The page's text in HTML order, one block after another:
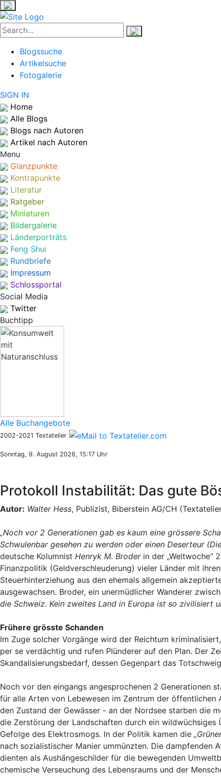
Blogssuche
Artikelsuche
Fotogalerie
SIGN IN
Home
Alle Blogs
Blogs nach Autoren
Artikel nach Autoren
Menu
Glanzpunkte
Kontrapunkte
Literatur
Ratgeber
Miniaturen
Bildergalerie
Länderporträts
Feng Shui
Rundbriefe
Impressum
Schlossportal
Social Media
Twitter
Buchtipp
Alle Buchangebote
2002-2021 Textatelier
Sonntag, 9. August 2026, 15:17 Uhr
Protokoll Instabilität: Das gute
Autor: Walter Hess, Publizist, Biberstein AG/CH
„Noch vor 2 Generationen gab es kaum eine grössere
Schwulenbar gesehen zu werden oder einen Deserteur
deutsche Kolumnist Henryk M. Broderin der „Weltwoche“
Finanzpolitik (Geldverschleuderung) vieler Länder mit
Steuerhinterziehung aus den ehemals allgemein
ausgewachsen. Broder, ein unermüdlicher Wanderer
die Schweiz. Kein zweites Land in Europa ist so zivilisiert
Frühere grösste Schanden
Im Zuge solcher Vorgänge wird der Reichtum
per se verdächtig und rufen Plünderer auf den Plan. Der
Skandalisierungsbedarf, dessen Gegenpart das
Noch vor den eingangs angesprochenen 2 Generationen
für alle Arten von Lebewesen im Zentrum der öffentlichen
den Zustand der Gewässer - an der Nordsee starben die
die Zerstörung der Landschaften durch ein
Gefolge des Elektrosmogs. In der Politik kamen die
nach sozialistischer Manier ummünzten. Die
dienten als Aushängeschilder für die bewegenden
chemische Verseuchung des Lebensraums und der